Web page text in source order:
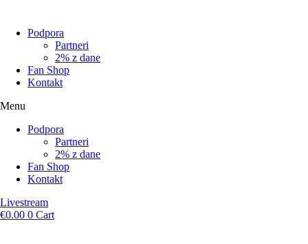
Podpora
Partneri
2% z dane
Fan Shop
Kontakt
Menu
Podpora
Partneri
2% z dane
Fan Shop
Kontakt
Livestream
€0.00 0 Cart